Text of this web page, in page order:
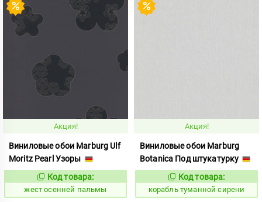
Акция!
Виниловые обои Marburg Ulf
Moritz Pearl Узоры
Код:
383442
Код товара:
жест осенней пальмы
Акция!
Виниловые обои Marburg
Botanica Под штукатурку
Код:
778839
Код товара:
корабль туманной сирени